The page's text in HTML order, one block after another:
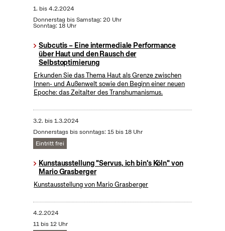
1. bis4.2.2024
Donnerstag bis Samstag: 20 Uhr
Sonntag: 18 Uhr
Subcutis – Eine intermediale Performance
über Haut und den Rausch der
Selbstoptimierung
Erkunden Sie das Thema Haut als Grenze zwischen
Innen- und Außenwelt sowie den Beginn einer neuen
Epoche: das Zeitalter des Transhumanismus.
3.2. bis1.3.2024
Donnerstags bis sonntags: 15 bis 18 Uhr
Eintritt frei
Kunstausstellung "Servus, ich bin's Köln" von
Mario Grasberger
Kunstausstellung von Mario Grasberger
4.2.2024
11 bis 12 Uhr